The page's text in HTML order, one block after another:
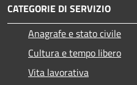
CATEGORIE DI SERVIZIO
Anagrafe e stato civile
Cultura e tempo libero
Vita lavorativa